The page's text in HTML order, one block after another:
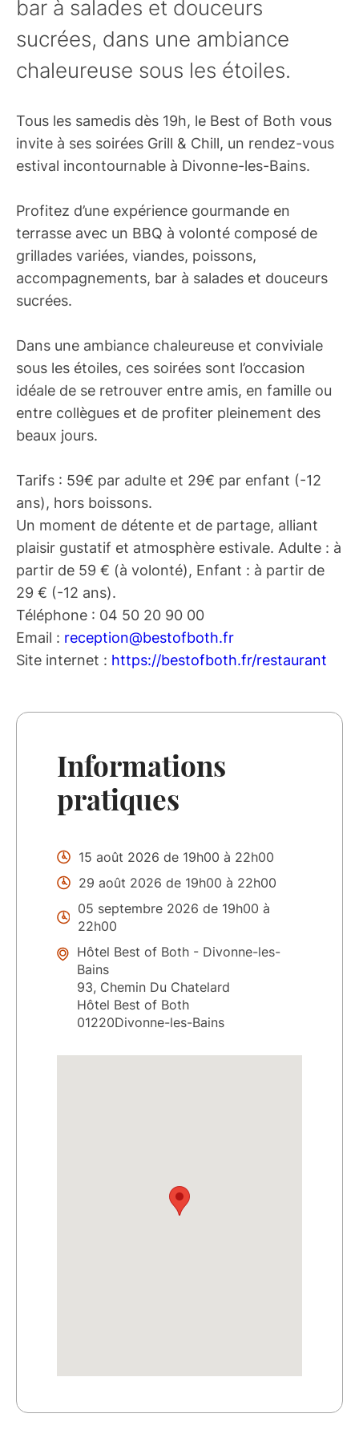
bar à salades et douceurs
sucrées, dans une ambiance
chaleureuse sous les étoiles.
Tous les samedis dès 19h, le Best of Both vous
invite à ses soirées Grill & Chill, un rendez-vous
estival incontournable à Divonne-les-Bains.
Profitez d’une expérience gourmande en
terrasse avec un BBQ à volonté composé de
grillades variées, viandes, poissons,
accompagnements, bar à salades et douceurs
sucrées.
Dans une ambiance chaleureuse et conviviale
sous les étoiles, ces soirées sont l’occasion
idéale de se retrouver entre amis, en famille ou
entre collègues et de profiter pleinement des
beaux jours.
Tarifs : 59€ par adulte et 29€ par enfant (-12
ans), hors boissons.
Un moment de détente et de partage, alliant
plaisir gustatif et atmosphère estivale. Adulte : à
partir de 59 € (à volonté), Enfant : à partir de
29 € (-12 ans).
Téléphone : 04 50 20 90 00
Email : reception@bestofboth.fr
Site internet : https://bestofboth.fr/restaurant
Informations
pratiques
15 août 2026 de 19h00 à 22h00
29 août 2026 de 19h00 à 22h00
05 septembre 2026 de 19h00 à
22h00
Hôtel Best of Both - Divonne-les-
Bains
93, Chemin Du Chatelard
Hôtel Best of Both
01220Divonne-les-Bains